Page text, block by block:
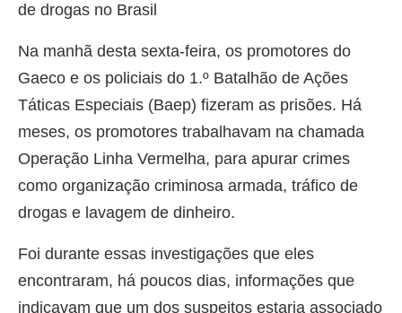
de drogas no Brasil
Na manhã desta sexta-feira, os promotores do
Gaeco e os policiais do 1.º Batalhão de Ações
Táticas Especiais (Baep) fizeram as prisões. Há
meses, os promotores trabalhavam na chamada
Operação Linha Vermelha, para apurar crimes
como organização criminosa armada, tráfico de
drogas e lavagem de dinheiro.
Foi durante essas investigações que eles
encontraram, há poucos dias, informações que
indicavam que um dos suspeitos estaria associado